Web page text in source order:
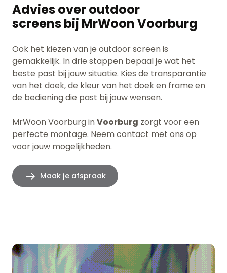
Advies over outdoor
screens bij MrWoon Voorburg
Ook het kiezen van je outdoor screen is
gemakkelijk. In drie stappen bepaal je wat het
beste past bij jouw situatie. Kies de transparantie
van het doek, de kleur van het doek en frame en
de bediening die past bij jouw wensen.
MrWoon Voorburg inVoorburg zorgt voor een
perfecte montage. Neem contact met ons op
voor jouw mogelijkheden.
Maak je afspraak